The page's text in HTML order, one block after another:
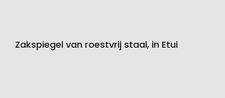
Zakspiegel van roestvrij staal, in Etui